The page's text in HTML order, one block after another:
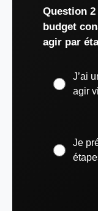
Question 2
budget
agir par
J’ai
agir
Je